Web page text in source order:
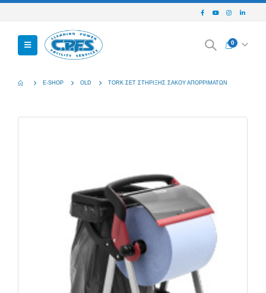
0
E-SHOP OLD TORK ΣΕΤ ΣΤΗΡΙΞΗΣ ΣΑΚΟΥ ΑΠΟΡΡΙΜΑΤΩΝ